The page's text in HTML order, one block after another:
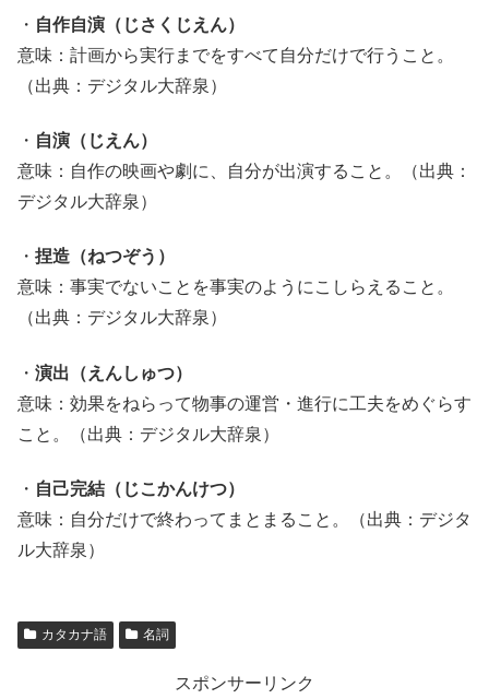
・ 自作自演（じさくじえん）
意味：計画から実行までをすべて自分だけで行うこと。
（出典：デジタル大辞泉）
・ 自演（じえん）
意味：自作の映画や劇に、自分が出演すること。（出典：
デジタル大辞泉）
・ 捏造（ねつぞう）
意味：事実でないことを事実のようにこしらえること。
（出典：デジタル大辞泉）
・ 演出（えんしゅつ）
意味：効果をねらって物事の運営・進行に工夫をめぐらす
こと。（出典：デジタル大辞泉）
・ 自己完結（じこかんけつ）
意味：自分だけで終わってまとまること。（出典：デジタ
ル大辞泉）
カタカナ語 名詞
スポンサーリンク